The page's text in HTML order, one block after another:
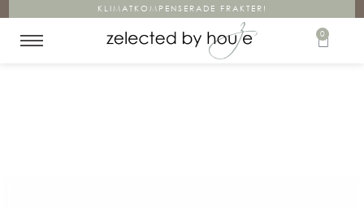
KLIMATKOMPENSERADE FRAKTER!
0